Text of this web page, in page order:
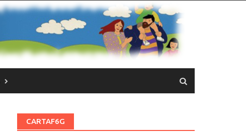
CARTAF6G